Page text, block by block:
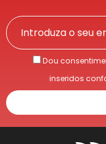
Dou
inseridos